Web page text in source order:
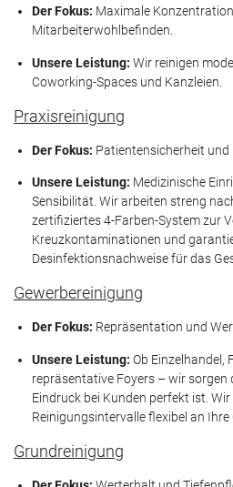
Der Fokus: Maximale
Mitarbeiterwohlbefinden.
Unsere Leistung: Wir reinigen
Coworking-Spaces und Kanzleien.
Praxisreinigung
Der Fokus: Patientensicherheit und
Unsere Leistung: Medizinische
Sensibilität. Wir arbeiten streng
zertifiziertes 4-Farben-System zur
Kreuzkontaminationen und
Desinfektionsnachweise für das
Gewerbereinigung
Der Fokus: Repräsentation und
Unsere Leistung: Ob Einzelhandel,
repräsentative Foyers – wir sorgen
Eindruck bei Kunden perfekt ist.
Reinigungsintervalle flexibel an Ihre
Grundreinigung